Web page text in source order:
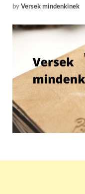
byVersek mindenkinek